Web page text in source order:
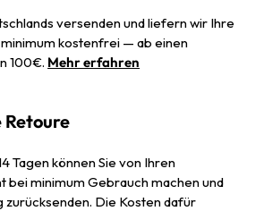
versenden und liefern wir Ihre
kostenfrei — ab einen
100€. Mehr erfahren
Retoure
Tagen können Sie von Ihren
bei minimum Gebrauch machen und
zurücksenden. Die Kosten dafür